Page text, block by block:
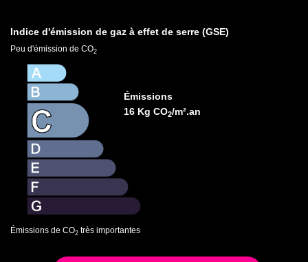
Indice d'émission de gaz à effet de serre (GSE)
Peu d'émission de CO2
Émissions de CO2 très importantes
Émissions
16 Kg CO2/m².an